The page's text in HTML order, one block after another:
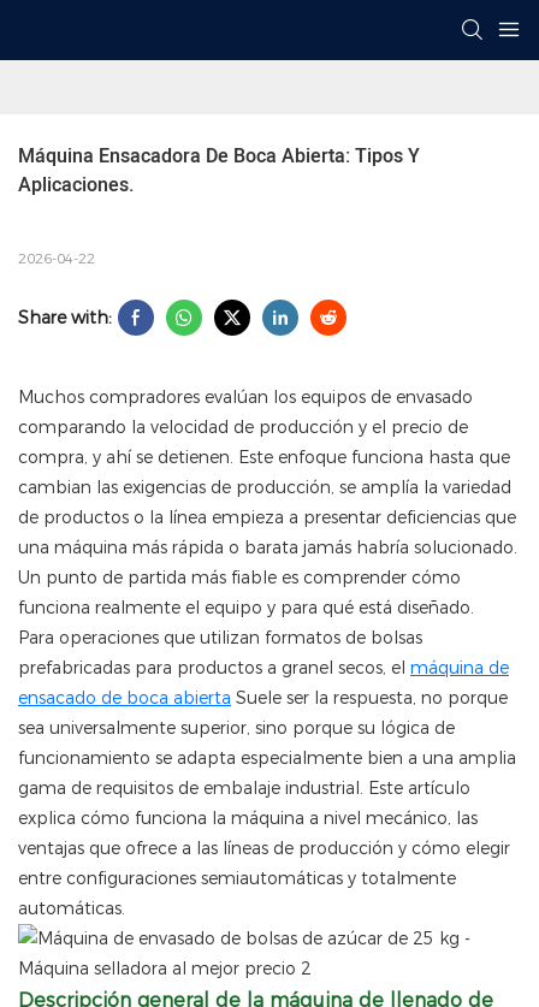
Máquina Ensacadora De Boca Abierta: Tipos Y
Aplicaciones.
2026-04-22
Share with:
Muchos compradores evalúan los equipos de envasado
comparando la velocidad de producción y el precio de
compra, y ahí se detienen. Este enfoque funciona hasta que
cambian las exigencias de producción, se amplía la variedad
de productos o la línea empieza a presentar deficiencias que
una máquina más rápida o barata jamás habría solucionado.
Un punto de partida más fiable es comprender cómo
funciona realmente el equipo y para qué está diseñado.
Para operaciones que utilizan formatos de bolsas
prefabricadas para productos a granel secos, el máquina de
ensacado de boca abierta Suele ser la respuesta, no porque
sea universalmente superior, sino porque su lógica de
funcionamiento se adapta especialmente bien a una amplia
gama de requisitos de embalaje industrial. Este artículo
explica cómo funciona la máquina a nivel mecánico, las
ventajas que ofrece a las líneas de producción y cómo elegir
entre configuraciones semiautomáticas y totalmente
automáticas.
Descripción general de la máquina de llenado de